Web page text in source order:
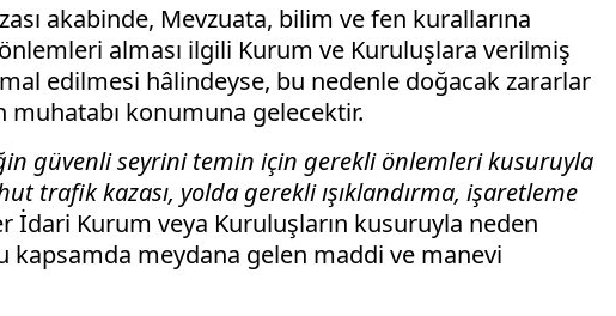
akabinde, Mevzuata, bilim ve fen kurallarına
alması ilgili Kurum ve Kuruluşlara verilmiş
edilmesi hâlindeyse, bu nedenle doğacak zararlar
muhatabı konumuna gelecektir.
güvenli seyrini temin için gerekli önlemleri kusuruyla
trafik kazası, yolda gerekli ışıklandırma, işaretleme
İdari Kurum veya Kuruluşların kusuruyla neden
meydana gelen maddi ve manevi